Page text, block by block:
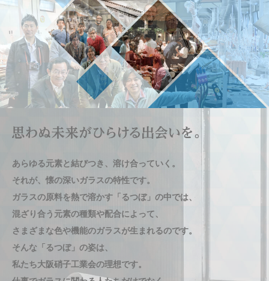
あらゆる元素と結びつき、溶け合っていく。
それが、懐の深いガラスの特性です。
ガラスの原料を熱で溶かす「るつぼ」の中では、
混ざり合う元素の種類や配合によって、
さまざまな色や機能のガラスが生まれるのです。
そんな「るつぼ」の姿は、
私たち大阪硝子工業会の理想です。
あらゆる元素と結びつき、溶け合っていく。
それが、懐の深いガラスの特性です。
ガラスの原料を熱で溶かす「るつぼ」の中では、
混ざり合う元素の種類や配合によって、
さまざまな色や機能のガラスが生まれるのです。
そんな「るつぼ」の姿は、
私たち大阪硝子工業会の理想です。
あらゆる元素と結びつき、溶け合っていく。
それが、懐の深いガラスの特性です。
ガラスの原料を熱で溶かす「るつぼ」の中では、
混ざり合う元素の種類や配合によって、
さまざまな色や機能のガラスが生まれるのです。
そんな「るつぼ」の姿は、
私たち大阪硝子工業会の理想です。
あらゆる元素と結びつき、溶け合っていく。
それが、懐の深いガラスの特性です。
ガラスの原料を熱で溶かす「るつぼ」の中では、
混ざり合う元素の種類や配合によって、
さまざまな色や機能のガラスが生まれるのです。
そんな「るつぼ」の姿は、
私たち大阪硝子工業会の理想です。
あらゆる元素と結びつき、溶け合っていく。
それが、懐の深いガラスの特性です。
ガラスの原料を熱で溶かす「るつぼ」の中では、
混ざり合う元素の種類や配合によって、
さまざまな色や機能のガラスが生まれるのです。
そんな「るつぼ」の姿は、
私たち大阪硝子工業会の理想です。